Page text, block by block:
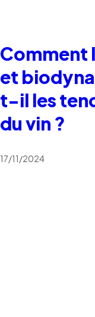
Comment
et
t-il les
du vin ?
17/11/2024